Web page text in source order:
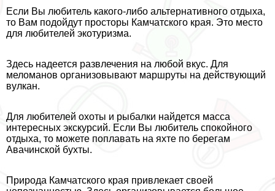
Если Вы любитель какого-либо альтернативного отдыха,
то Вам подойдут просторы Камчатского края. Это место
для любителей экотуризма.
Здесь надеется развлечения на любой вкус. Для
меломанов организовывают маршруты на действующий
вулкан.
Для любителей охоты и рыбалки найдется масса
интересных экскурсий. Если Вы любитель спокойного
отдыха, то можете поплавать на яхте по берегам
Авачинской бухты.
Природа Камчатского края привлекает своей